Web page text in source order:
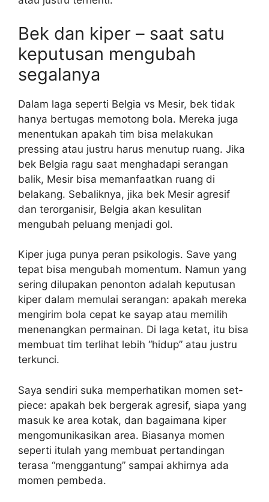
Bek dan kiper – saat satu
keputusan mengubah
segalanya
Dalam laga seperti Belgia vs Mesir, bek tidak
hanya bertugas memotong bola. Mereka juga
menentukan apakah tim bisa melakukan
pressing atau justru harus menutup ruang. Jika
bek Belgia ragu saat menghadapi serangan
balik, Mesir bisa memanfaatkan ruang di
belakang. Sebaliknya, jika bek Mesir agresif
dan terorganisir, Belgia akan kesulitan
mengubah peluang menjadi gol.
Kiper juga punya peran psikologis. Save yang
tepat bisa mengubah momentum. Namun yang
sering dilupakan penonton adalah keputusan
kiper dalam memulai serangan: apakah mereka
mengirim bola cepat ke sayap atau memilih
menenangkan permainan. Di laga ketat, itu bisa
membuat tim terlihat lebih “hidup” atau justru
terkunci.
Saya sendiri suka memperhatikan momen set-
piece: apakah bek bergerak agresif, siapa yang
masuk ke area kotak, dan bagaimana kiper
mengomunikasikan area. Biasanya momen
seperti itulah yang membuat pertandingan
terasa “menggantung” sampai akhirnya ada
momen pembeda.